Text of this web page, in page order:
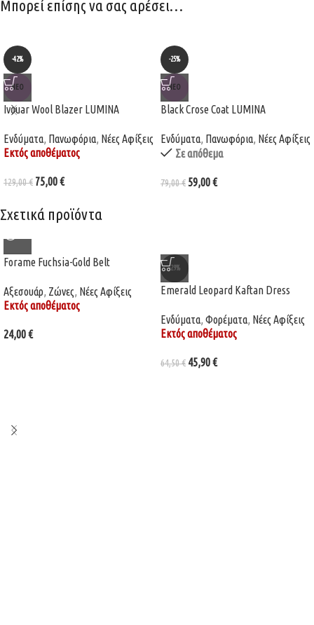
Μπορεί επίσης να σας αρέσει…
-42%
ΝΈΟ
Ivouar Wool Blazer LUMINA
Ενδύματα, Πανωφόρια, Νέες Αφίξεις
Εκτός αποθέματος
129,00€ 75,00€
-25%
ΝΈΟ
Black Crose Coat LUMINA
Ενδύματα, Πανωφόρια, Νέες Αφίξεις
Σε απόθεμα
79,00€ 59,00€
Σχετικά προϊόντα
Forame Fuchsia-Gold Belt
Αξεσουάρ, Ζώνες, Νέες Αφίξεις
Εκτός αποθέματος
24,00€
-29%
Emerald Leopard Kaftan Dress
Ενδύματα, Φορέματα, Νέες Αφίξεις
Εκτός αποθέματος
64,50€ 45,90€